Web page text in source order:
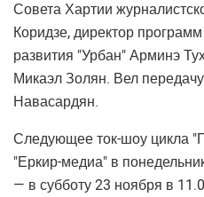
Совета Хартии
Коридзе, директор
развития "Урбан" Арминэ
Микаэл Золян. Вел
Навасардян.
Следующее ток-шоу цикла
"Еркир-медиа" в
— в субботу 23 ноября в